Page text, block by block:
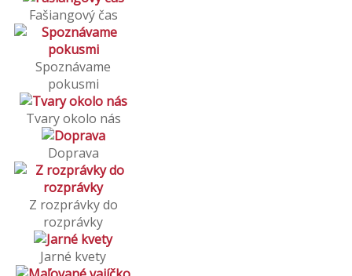
Fašiangový čas
Spoznávame
pokusmi
Tvary okolo nás
Doprava
Z rozprávky do
rozprávky
Jarné kvety